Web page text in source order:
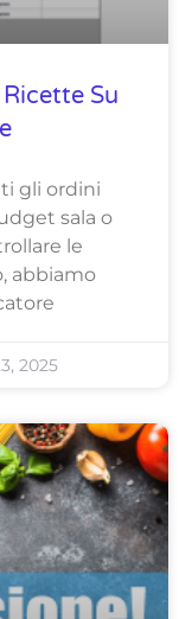
Su
gli ordini
sala o
le
abbiamo
2025